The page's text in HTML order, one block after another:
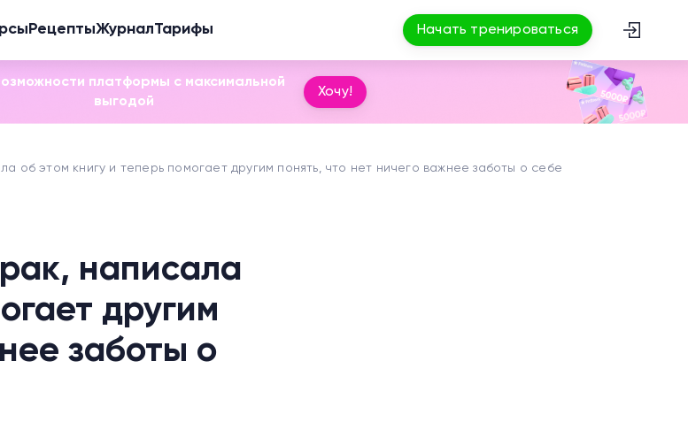
РецептыЖурналТарифы Начать тренироваться
платформы с максимальной
выгодой
Хочу!
об этом книгу и теперь помогает другим понять, что нет ничего важнее заботы о себе
написала
другим
заботы о